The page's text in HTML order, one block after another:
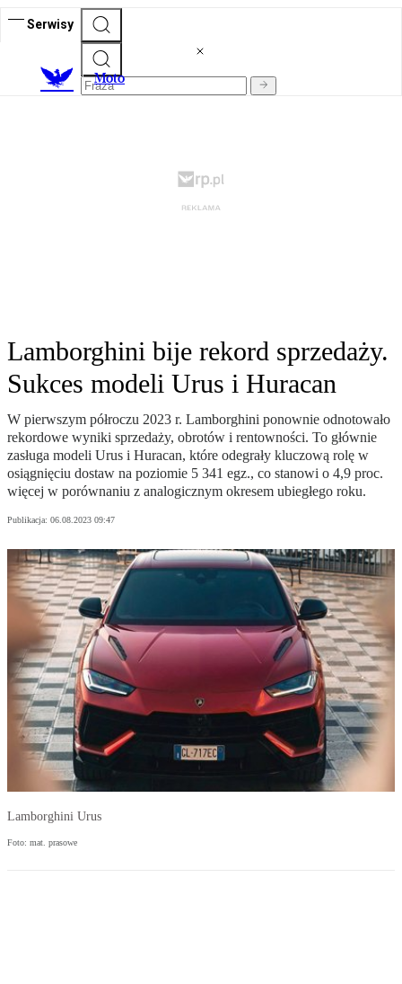
Serwisy
Moto
Lamborghini bije rekord sprzedaży.
Sukces modeli Urus i Huracan
W pierwszym półroczu 2023 r. Lamborghini ponownie odnotowało
rekordowe wyniki sprzedaży, obrotów i rentowności. To głównie
zasługa modeli Urus i Huracan, które odegrały kluczową rolę w
osiągnięciu dostaw na poziomie 5 341 egz., co stanowi o 4,9 proc.
więcej w porównaniu z analogicznym okresem ubiegłego roku.
Publikacja: 06.08.2023 09:47
Lamborghini Urus
Foto: mat. prasowe